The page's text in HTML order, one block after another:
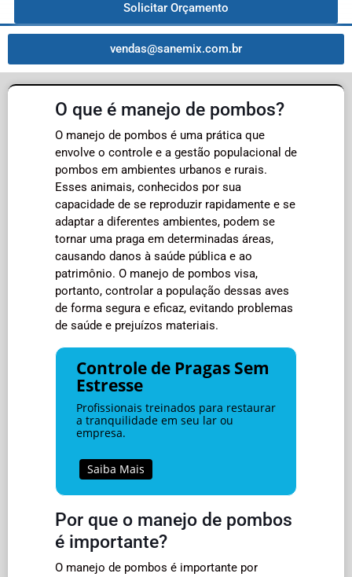
Solicitar Orçamento
vendas@sanemix.com.br
O que é manejo de pombos?
O manejo de pombos é uma prática que
envolve o controle e a gestão populacional de
pombos em ambientes urbanos e rurais.
Esses animais, conhecidos por sua
capacidade de se reproduzir rapidamente e se
adaptar a diferentes ambientes, podem se
tornar uma praga em determinadas áreas,
causando danos à saúde pública e ao
patrimônio. O manejo de pombos visa,
portanto, controlar a população dessas aves
de forma segura e eficaz, evitando problemas
de saúde e prejuízos materiais.
Controle de Pragas Sem
Estresse
Profissionais treinados para restaurar
a tranquilidade em seu lar ou
empresa.
Saiba Mais
Por que o manejo de pombos
é importante?
O manejo de pombos é importante por